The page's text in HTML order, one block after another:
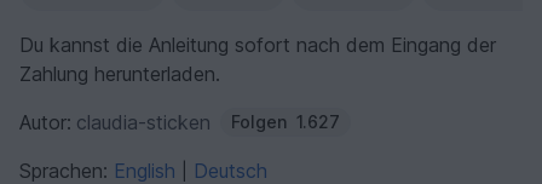
Du kannst die Anleitung sofort nach dem Eingang der
Zahlung herunterladen.
Autor: claudia-sticken Folgen 1.627
Sprachen: English
Deutsch